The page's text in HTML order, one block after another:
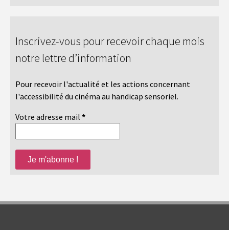
Inscrivez-vous pour recevoir chaque mois
notre lettre d’information
Pour recevoir l'actualité et les actions concernant
l'accessibilité du cinéma au handicap sensoriel.
Votre adresse mail *